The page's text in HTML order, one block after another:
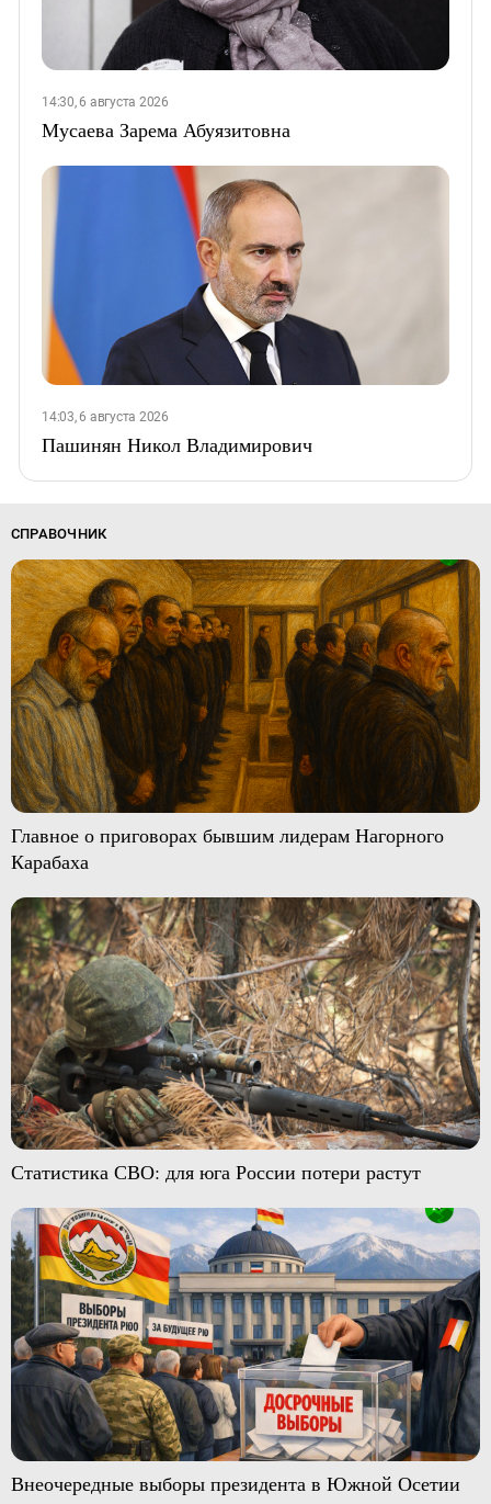
14:30, 6 августа 2026
Мусаева Зарема Абуязитовна
14:03, 6 августа 2026
Пашинян Никол Владимирович
СПРАВОЧНИК
Главное о приговорах бывшим лидерам Нагорного
Карабаха
Статистика СВО: для юга России потери растут
Внеочередные выборы президента в Южной Осетии